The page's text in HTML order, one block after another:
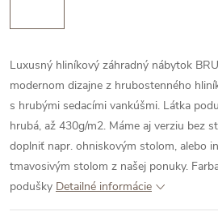
Luxusný hliníkový záhradný nábytok
modernom dizajne z hrubostenného
s hrubými sedacími vankúšmi. Látka
hrubá, až 430g/m2. Máme aj verziu bez
doplniť napr. ohniskovým stolom, alebo
tmavosivým stolom z našej ponuky.
podušky Detailné informácie